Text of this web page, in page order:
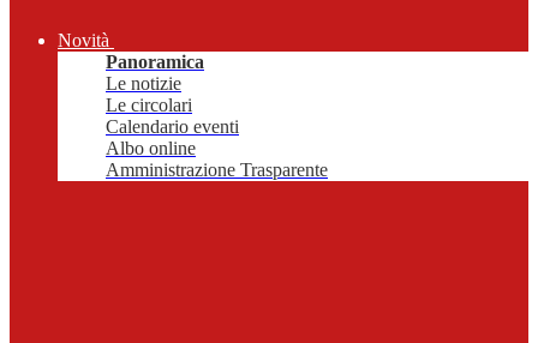
Novità
Panoramica
Le notizie
Le circolari
Calendario eventi
Albo online
Amministrazione Trasparente